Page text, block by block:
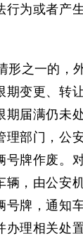
行为或者产
之一的，
期变更、转
期届满仍未
理部门，公
号牌作废。
辆，由公安
号牌，通知
理相关处